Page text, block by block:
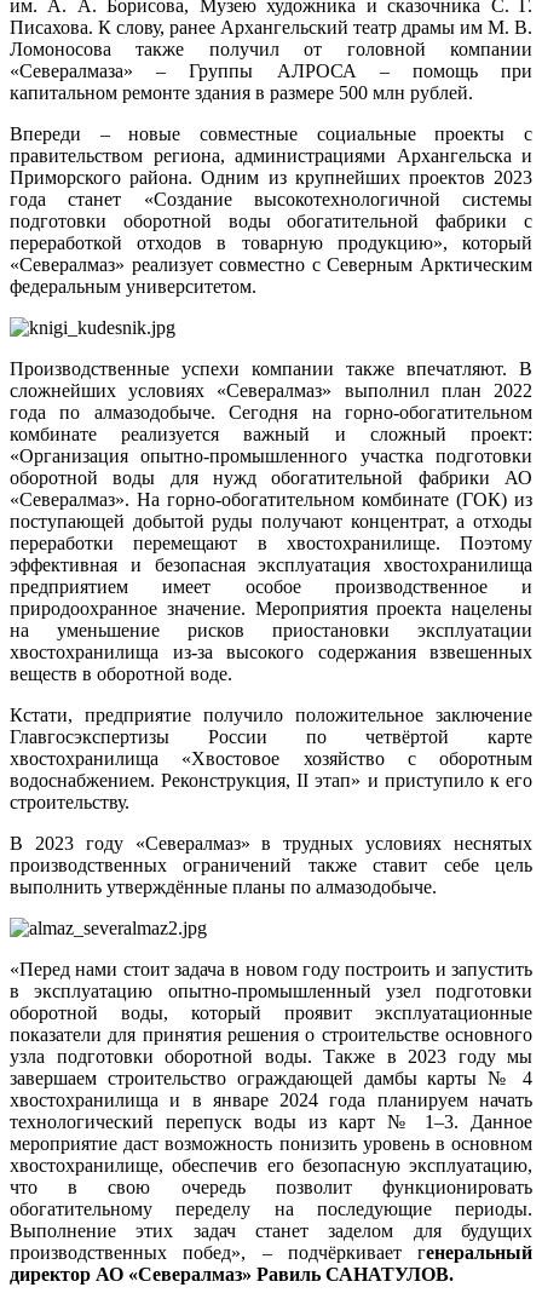
им. А. А. Борисова, Музею художника и сказочника С. Г.
Писахова. К слову, ранее Архангельский театр драмы им М. В.
Ломоносова также получил от головной компании
«Севералмаза» – Группы АЛРОСА – помощь при
капитальном ремонте здания в размере 500 млн рублей.
Впереди – новые совместные социальные проекты с
правительством региона, администрациями Архангельска и
Приморского района. Одним из крупнейших проектов 2023
года станет «Создание высокотехнологичной системы
подготовки оборотной воды обогатительной фабрики с
переработкой отходов в товарную продукцию», который
«Севералмаз» реализует совместно с Северным Арктическим
федеральным университетом.
Производственные успехи компании также впечатляют. В
сложнейших условиях «Севералмаз» выполнил план 2022
года по алмазодобыче. Сегодня на горно-обогатительном
комбинате реализуется важный и сложный проект:
«Организация опытно-промышленного участка подготовки
оборотной воды для нужд обогатительной фабрики АО
«Севералмаз». На горно-обогатительном комбинате (ГОК) из
поступающей добытой руды получают концентрат, а отходы
переработки перемещают в хвостохранилище. Поэтому
эффективная и безопасная эксплуатация хвостохранилища
предприятием имеет особое производственное и
природоохранное значение. Мероприятия проекта нацелены
на уменьшение рисков приостановки эксплуатации
хвостохранилища из-за высокого содержания взвешенных
веществ в оборотной воде.
Кстати, предприятие получило положительное заключение
Главгосэкспертизы России по четвёртой карте
хвостохранилища «Хвостовое хозяйство с оборотным
водоснабжением. Реконструкция, II этап» и приступило к его
строительству.
В 2023 году «Севералмаз» в трудных условиях неснятых
производственных ограничений также ставит себе цель
выполнить утверждённые планы по алмазодобыче.
«Перед нами стоит задача в новом году построить и запустить
в эксплуатацию опытно-промышленный узел подготовки
оборотной воды, который проявит эксплуатационные
показатели для принятия решения о строительстве основного
узла подготовки оборотной воды. Также в 2023 году мы
завершаем строительство ограждающей дамбы карты № 4
хвостохранилища и в январе 2024 года планируем начать
технологический перепуск воды из карт № 1–3. Данное
мероприятие даст возможность понизить уровень в основном
хвостохранилище, обеспечив его безопасную эксплуатацию,
что в свою очередь позволит функционировать
обогатительному переделу на последующие периоды.
Выполнение этих задач станет заделом для будущих
производственных побед», – подчёркивает генеральный
директор АО «Севералмаз» Равиль САНАТУЛОВ.